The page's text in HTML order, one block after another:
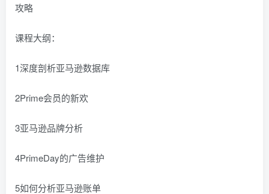
攻略
课程大纲：
1深度剖析亚马逊数据库
2Prime会员的新欢
3亚马逊品牌分析
4PrimeDay的广告维护
5如何分析亚马逊账单